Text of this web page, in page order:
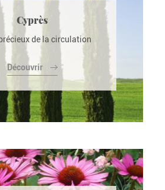
Cyprès
de la circulation
Découvrir